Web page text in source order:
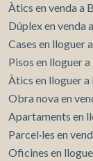
Àtics en venda a
Dúplex en venda
Cases en lloguer
Pisos en lloguer
Àtics en lloguer a
Obra nova en
Apartaments en
Parcel·les en
Oficines en